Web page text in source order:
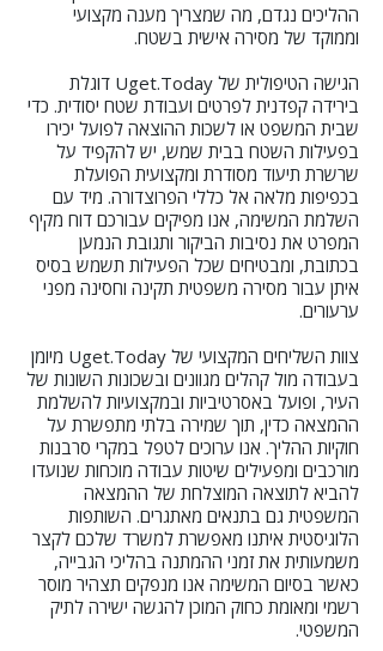
ההליכים נגדם, מה שמצריך מענה מקצועי
וממוקד של מסירה אישית בשטח.
הגישה הטיפולית של Uget.Today דוגלת
בירידה קפדנית לפרטים ועבודת שטח יסודית. כדי
שבית המשפט או לשכות ההוצאה לפועל יכירו
בפעילות השטח בבית שמש, יש להקפיד על
שרשרת תיעוד מסודרת ומקצועית הפועלת
בכפיפות מלאה אל כללי הפרוצדורה. מיד עם
השלמת המשימה, אנו מפיקים עבורכם דוח מקיף
המפרט את נסיבות הביקור ותגובת הנמען
בכתובת, ומבטיחים שכל הפעילות תשמש בסיס
איתן עבור מסירה משפטית תקינה וחסינה מפני
ערעורים.
צוות השליחים המקצועי של Uget.Today מיומן
בעבודה מול קהלים מגוונים ובשכונות השונות של
העיר, ופועל באסרטיביות ובמקצועיות להשלמת
ההמצאה כדין, תוך שמירה בלתי מתפשרת על
חוקיות ההליך. אנו ערוכים לטפל במקרי סרבנות
מורכבים ומפעילים שיטות עבודה מוכחות שנועדו
להביא לתוצאה המוצלחת של ההמצאה
המשפטית גם בתנאים מאתגרים. השותפות
הלוגיסטית איתנו מאפשרת למשרד שלכם לקצר
משמעותית את זמני ההמתנה בהליכי הגבייה,
כאשר בסיום המשימה אנו מנפקים תצהיר מוסר
רשמי ומאומת כחוק המוכן להגשה ישירה לתיק
המשפטי.